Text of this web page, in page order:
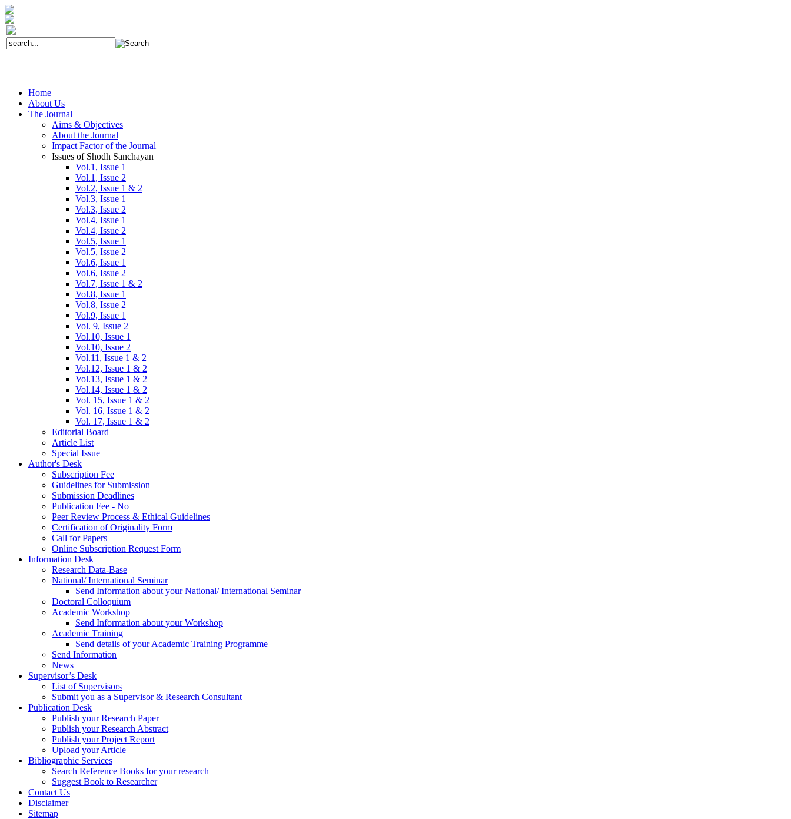
Home
About Us
The Journal
Aims & Objectives
About the Journal
Impact Factor of the Journal
Issues of Shodh Sanchayan
Vol.1, Issue 1
Vol.1, Issue 2
Vol.2, Issue 1 & 2
Vol.3, Issue 1
Vol.3, Issue 2
Vol.4, Issue 1
Vol.4, Issue 2
Vol.5, Issue 1
Vol.5, Issue 2
Vol.6, Issue 1
Vol.6, Issue 2
Vol.7, Issue 1 & 2
Vol.8, Issue 1
Vol.8, Issue 2
Vol.9, Issue 1
Vol. 9, Issue 2
Vol.10, Issue 1
Vol.10, Issue 2
Vol.11, Issue 1 & 2
Vol.12, Issue 1 & 2
Vol.13, Issue 1 & 2
Vol.14, Issue 1 & 2
Vol. 15, Issue 1 & 2
Vol. 16, Issue 1 & 2
Vol. 17, Issue 1 & 2
Editorial Board
Article List
Special Issue
Author's Desk
Subscription Fee
Guidelines for Submission
Submission Deadlines
Publication Fee - No
Peer Review Process & Ethical Guidelines
Certification of Originality Form
Call for Papers
Online Subscription Request Form
Information Desk
Research Data-Base
National/ International Seminar
Send Information about your National/ International Seminar
Doctoral Colloquium
Academic Workshop
Send Information about your Workshop
Academic Training
Send details of your Academic Training Programme
Send Information
News
Supervisor’s Desk
List of Supervisors
Submit you as a Supervisor & Research Consultant
Publication Desk
Publish your Research Paper
Publish your Research Abstract
Publish your Project Report
Upload your Article
Bibliographic Services
Search Reference Books for your research
Suggest Book to Researcher
Contact Us
Disclaimer
Sitemap